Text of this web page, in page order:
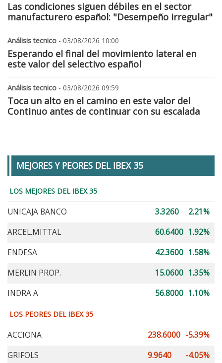
Las condiciones siguen débiles en el sector
manufacturero español: "Desempeño irregular"
Análisis tecnico - 03/08/2026 10:00
Esperando el final del movimiento lateral en
este valor del selectivo español
Análisis tecnico - 03/08/2026 09:59
Toca un alto en el camino en este valor del
Continuo antes de continuar con su escalada
MEJORES Y PEORES DEL IBEX 35
LOS MEJORES DEL IBEX 35
UNICAJA BANCO 3.3260
2.21%
ARCEL.MITTAL
60.6400 1.92%
ENDESA
42.3600 1.58%
MERLIN PROP.
15.0600 1.35%
INDRA A
56.8000 1.10%
LOS PEORES DEL IBEX 35
ACCIONA 238.6000 -5.39%
GRIFOLS
9.9640
-4.05%